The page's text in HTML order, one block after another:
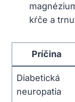
kŕče a
Príčina
Diabetická
neuropatia